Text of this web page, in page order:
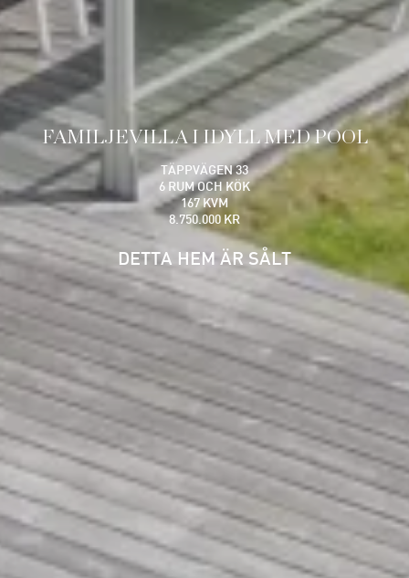
FAMILJEVILLA I IDYLL MED POOL
TÄPPVÄGEN 33
6 RUM OCH KÖK
167 KVM
8.750.000 KR
DETTA HEM ÄR SÅLT